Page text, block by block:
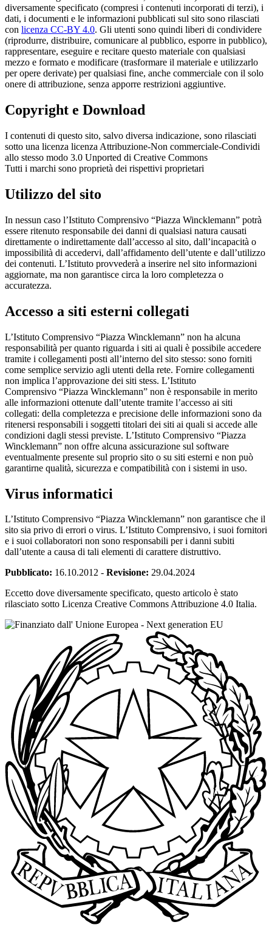
diversamente specificato (compresi i contenuti incorporati di terzi), i
dati, i documenti e le informazioni pubblicati sul sito sono rilasciati
con licenza CC-BY 4.0. Gli utenti sono quindi liberi di condividere
(riprodurre, distribuire, comunicare al pubblico, esporre in pubblico),
rappresentare, eseguire e recitare questo materiale con qualsiasi
mezzo e formato e modificare (trasformare il materiale e utilizzarlo
per opere derivate) per qualsiasi fine, anche commerciale con il solo
onere di attribuzione, senza apporre restrizioni aggiuntive.
Copyright e Download
I contenuti di questo sito, salvo diversa indicazione, sono rilasciati
sotto una licenza licenza Attribuzione-Non commerciale-Condividi
allo stesso modo 3.0 Unported di Creative Commons
Tutti i marchi sono proprietà dei rispettivi proprietari
Utilizzo del sito
In nessun caso l’Istituto Comprensivo “Piazza Wincklemann” potrà
essere ritenuto responsabile dei danni di qualsiasi natura causati
direttamente o indirettamente dall’accesso al sito, dall’incapacità o
impossibilità di accedervi, dall’affidamento dell’utente e dall’utilizzo
dei contenuti. L’Istituto provvederà a inserire nel sito informazioni
aggiornate, ma non garantisce circa la loro completezza o
accuratezza.
Accesso a siti esterni collegati
L’Istituto Comprensivo “Piazza Wincklemann” non ha alcuna
responsabilità per quanto riguarda i siti ai quali è possibile accedere
tramite i collegamenti posti all’interno del sito stesso: sono forniti
come semplice servizio agli utenti della rete. Fornire collegamenti
non implica l’approvazione dei siti stess. L’Istituto
Comprensivo “Piazza Wincklemann” non è responsabile in merito
alle informazioni ottenute dall’utente tramite l’accesso ai siti
collegati: della completezza e precisione delle informazioni sono da
ritenersi responsabili i soggetti titolari dei siti ai quali si accede alle
condizioni dagli stessi previste. L’Istituto Comprensivo “Piazza
Wincklemann” non offre alcuna assicurazione sul software
eventualmente presente sul proprio sito o su siti esterni e non può
garantirne qualità, sicurezza e compatibilità con i sistemi in uso.
Virus informatici
L’Istituto Comprensivo “Piazza Wincklemann” non garantisce che il
sito sia privo di errori o virus. L’Istituto Comprensivo, i suoi fornitori
e i suoi collaboratori non sono responsabili per i danni subiti
dall’utente a causa di tali elementi di carattere distruttivo.
Pubblicato: 16.10.2012 - Revisione: 29.04.2024
Eccetto dove diversamente specificato, questo articolo è stato
rilasciato sotto Licenza Creative Commons Attribuzione 4.0 Italia.